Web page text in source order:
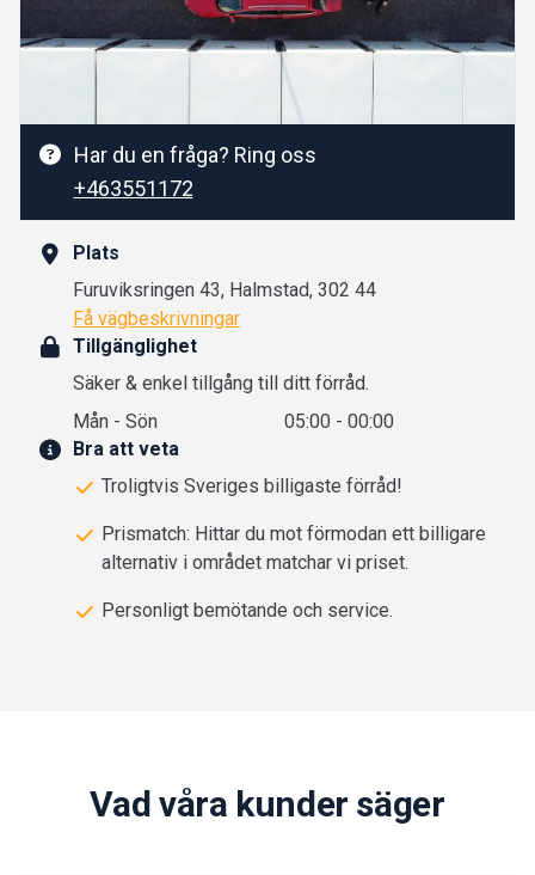
Har du en fråga? Ring oss
+463551172
Plats
Furuviksringen 43, Halmstad, 302 44
Få vägbeskrivningar
Tillgänglighet
Säker & enkel tillgång till ditt förråd.
Mån - Sön
05:00 - 00:00
Bra att veta
Troligtvis Sveriges billigaste förråd!
Prismatch: Hittar du mot förmodan ett billigare
alternativ i området matchar vi priset.
Personligt bemötande och service.
Vad våra kunder säger